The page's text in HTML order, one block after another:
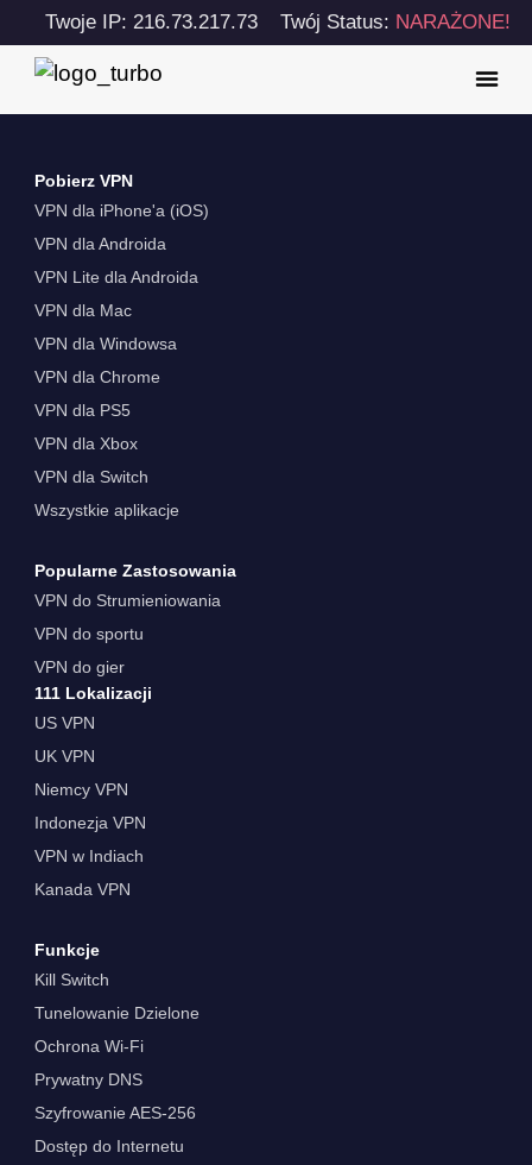
Twoje IP: 216.73.217.73 Twój Status: NARAŻONE!
Pobierz VPN
VPN dla iPhone'a (iOS)
VPN dla Androida
VPN Lite dla Androida
VPN dla Mac
VPN dla Windowsa
VPN dla Chrome
VPN dla PS5
VPN dla Xbox
VPN dla Switch
Wszystkie aplikacje
Popularne Zastosowania
VPN do Strumieniowania
VPN do sportu
VPN do gier
111 Lokalizacji
US VPN
UK VPN
Niemcy VPN
Indonezja VPN
VPN w Indiach
Kanada VPN
Funkcje
Kill Switch
Tunelowanie Dzielone
Ochrona Wi-Fi
Prywatny DNS
Szyfrowanie AES-256
Dostęp do Internetu